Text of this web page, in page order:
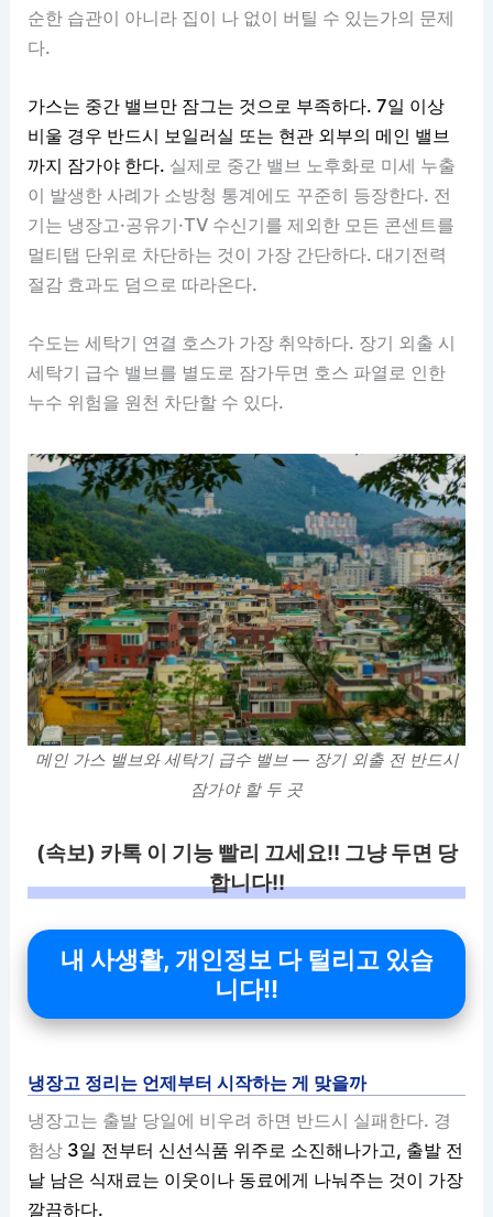
순한 습관이 아니라 집이 나 없이 버틸 수 있는가의 문제
다.
가스는 중간 밸브만 잠그는 것으로 부족하다. 7일 이상
비울 경우 반드시 보일러실 또는 현관 외부의 메인 밸브
까지 잠가야 한다. 실제로 중간 밸브 노후화로 미세 누출
이 발생한 사례가 소방청 통계에도 꾸준히 등장한다. 전
기는 냉장고·공유기·TV 수신기를 제외한 모든 콘센트를
멀티탭 단위로 차단하는 것이 가장 간단하다. 대기전력
절감 효과도 덤으로 따라온다.
수도는 세탁기 연결 호스가 가장 취약하다. 장기 외출 시
세탁기 급수 밸브를 별도로 잠가두면 호스 파열로 인한
누수 위험을 원천 차단할 수 있다.
메인 가스 밸브와 세탁기 급수 밸브 — 장기 외출 전 반드시
잠가야 할 두 곳
(속보) 카톡 이 기능 빨리 끄세요!! 그냥 두면 당
합니다!!
내 사생활, 개인정보 다 털리고 있습
니다!!
냉장고 정리는 언제부터 시작하는 게 맞을까
냉장고는 출발 당일에 비우려 하면 반드시 실패한다. 경
험상 3일 전부터 신선식품 위주로 소진해나가고, 출발 전
날 남은 식재료는 이웃이나 동료에게 나눠주는 것이 가장
깔끔하다.